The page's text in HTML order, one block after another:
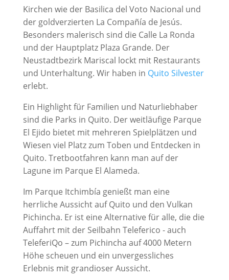
Kirchen wie der Basilica del Voto Nacional und
der goldverzierten La Compañía de Jesús.
Besonders malerisch sind die Calle La Ronda
und der Hauptplatz Plaza Grande. Der
Neustadtbezirk Mariscal lockt mit Restaurants
und Unterhaltung. Wir haben in Quito Silvester
erlebt.
Ein Highlight für Familien und Naturliebhaber
sind die Parks in Quito. Der weitläufige Parque
El Ejido bietet mit mehreren Spielplätzen und
Wiesen viel Platz zum Toben und Entdecken in
Quito. Tretbootfahren kann man auf der
Lagune im Parque El Alameda.
Im Parque Itchimbía genießt man eine
herrliche Aussicht auf Quito und den Vulkan
Pichincha. Er ist eine Alternative für alle, die die
Auffahrt mit der Seilbahn Teleferico - auch
TeleferiQo – zum Pichincha auf 4000 Metern
Höhe scheuen und ein unvergessliches
Erlebnis mit grandioser Aussicht.